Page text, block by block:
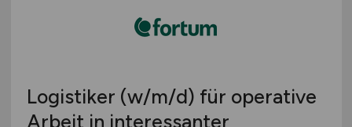
Logistiker (w/m/d) für operative
Arbeit in interessanter